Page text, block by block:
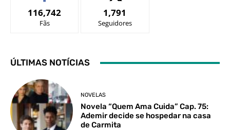
116,742
Fãs
1,791
Seguidores
ÚLTIMAS NOTÍCIAS
NOVELAS
Novela “Quem Ama Cuida” Cap. 75:
Ademir decide se hospedar na casa
de Carmita